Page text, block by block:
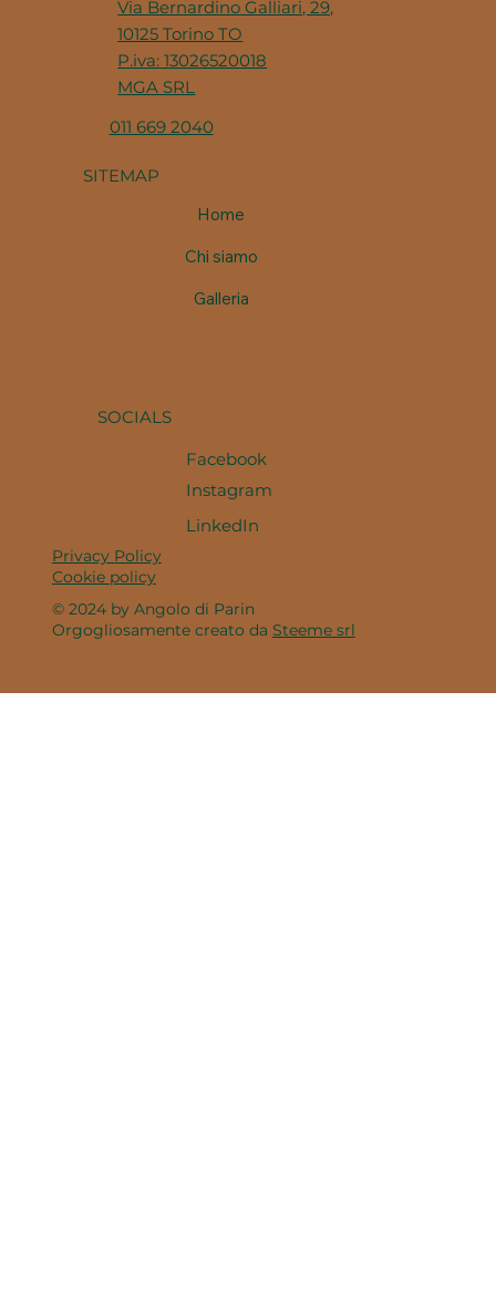
Via Bernardino Galliari, 29,
10125 Torino TO
P.iva: 13026520018
MGA SRL
011 669 2040
SITEMAP
Home
Chi siamo
Galleria
SOCIALS
Facebook
Instagram
LinkedIn
Privacy Policy
Cookie policy
© 2024 by Angolo di Parin
Orgogliosamente creato da Steeme srl